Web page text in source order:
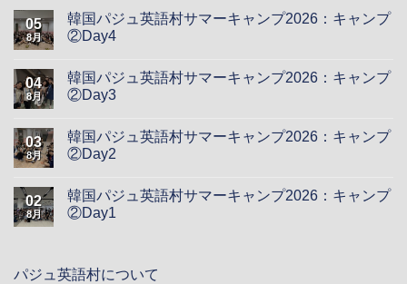
05
8月
韓国パジュ英語村サマーキャンプ2026：キャンプ
②Day4
04
8月
韓国パジュ英語村サマーキャンプ2026：キャンプ
②Day3
03
8月
韓国パジュ英語村サマーキャンプ2026：キャンプ
②Day2
02
8月
韓国パジュ英語村サマーキャンプ2026：キャンプ
②Day1
パジュ英語村について